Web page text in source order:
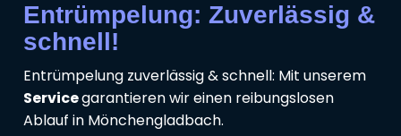
Entrümpelung: Zuverlässig &
schnell!
Entrümpelung zuverlässig & schnell: Mit unserem
Servicegarantieren wir einen reibungslosen
Ablauf in Mönchengladbach.